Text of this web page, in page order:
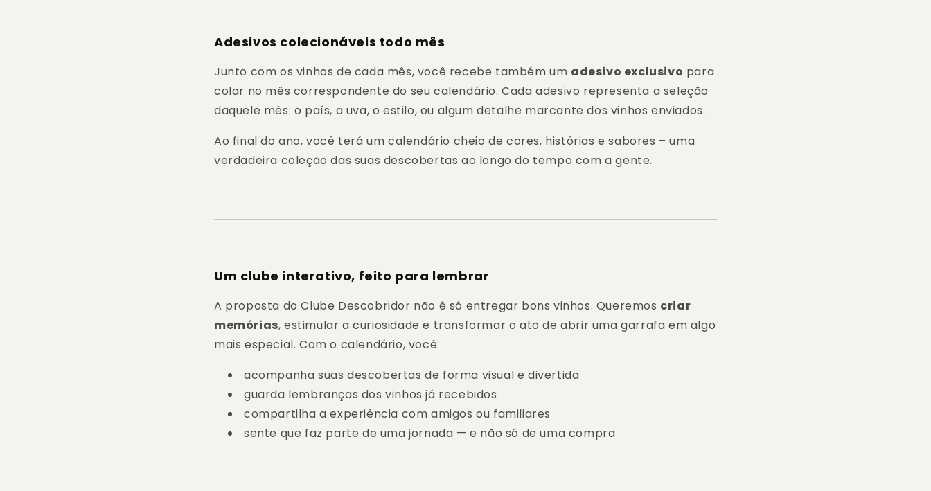
Adesivos colecionáveis todo mês
Junto com os vinhos de cada mês, você recebe também um adesivo exclusivo para
colar no mês correspondente do seu calendário. Cada adesivo representa a seleção
daquele mês: o país, a uva, o estilo, ou algum detalhe marcante dos vinhos enviados.
Ao final do ano, você terá um calendário cheio de cores, histórias e sabores – uma
verdadeira coleção das suas descobertas ao longo do tempo com a gente.
Um clube interativo, feito para lembrar
A proposta do Clube Descobridor não é só entregar bons vinhos. Queremos criar
memórias, estimular a curiosidade e transformar o ato de abrir uma garrafa em algo
mais especial. Com o calendário, você:
acompanha suas descobertas de forma visual e divertida
guarda lembranças dos vinhos já recebidos
compartilha a experiência com amigos ou familiares
sente que faz parte de uma jornada — e não só de uma compra